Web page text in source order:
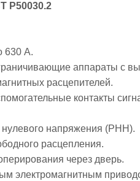
Р50030.2
630 А.
аппараты с
расцепителей.
контакты
напряжения (РНН).
расцепления.
через дверь.
электромагнитным